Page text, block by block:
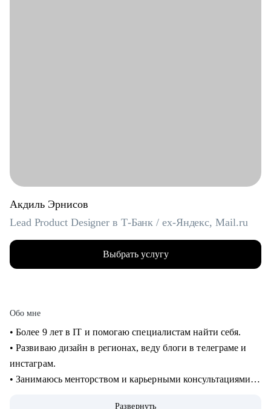
Акдиль Эрнисов
Lead Product Designer в Т-Банк / ex-Яндекс, Mail.ru
Выбрать услугу
Обо мне
• Более 9 лет в IT и помогаю специалистам найти себя.
• Развиваю дизайн в регионах, веду блоги в телеграме и
инстаграм.
• Занимаюсь менторством и карьерными консультациями с
Развернуть